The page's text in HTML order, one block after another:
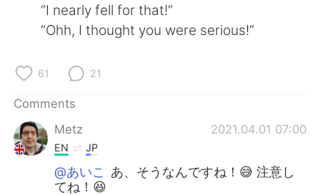
“I nearly fell for that!”
“Ohh, I thought you were serious!”
61 21
Comments
Metz
2021.04.01 07:00
EN JP
@あいこ
あ、そうなんですね！😅 注意し
てね！😆